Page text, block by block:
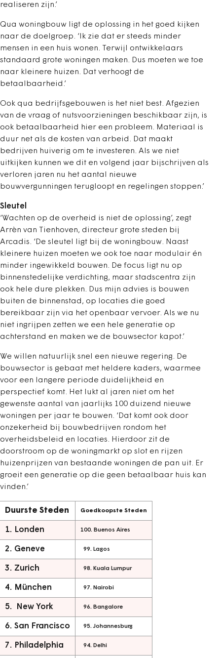
realiseren zijn.’
Qua woningbouw ligt de oplossing in het goed kijken
naar de doelgroep. ‘Ik zie dat er steeds minder
mensen in een huis wonen. Terwijl ontwikkelaars
standaard grote woningen maken. Dus moeten we toe
naar kleinere huizen. Dat verhoogt de
betaalbaarheid.’
Ook qua bedrijfsgebouwen is het niet best. Afgezien
van de vraag of nutsvoorzieningen beschikbaar zijn, is
ook betaalbaarheid hier een probleem. Materiaal is
duur net als de kosten van arbeid. Dat maakt
bedrijven huiverig om te investeren. Als we niet
uitkijken kunnen we dit en volgend jaar bijschrijven als
verloren jaren nu het aantal nieuwe
bouwvergunningen terugloopt en regelingen stoppen.’
Sleutel
‘Wachten op de overheid is niet de oplossing’, zegt
Arrèn van Tienhoven, directeur grote steden bij
Arcadis. ‘De sleutel ligt bij de woningbouw. Naast
kleinere huizen moeten we ook toe naar modulair én
minder ingewikkeld bouwen. De focus ligt nu op
binnenstedelijke verdichting, maar stadscentra zijn
ook hele dure plekken. Dus mijn advies is bouwen
buiten de binnenstad, op locaties die goed
bereikbaar zijn via het openbaar vervoer. Als we nu
niet ingrijpen zetten we een hele generatie op
achterstand en maken we de bouwsector kapot.’
We willen natuurlijk snel een nieuwe regering. De
bouwsector is gebaat met heldere kaders, waarmee
voor een langere periode duidelijkheid en
perspectief komt. Het lukt al jaren niet om het
gewenste aantal van jaarlijks 100 duizend nieuwe
woningen per jaar te bouwen. ‘Dat komt ook door
onzekerheid bij bouwbedrijven rondom het
overheidsbeleid en locaties. Hierdoor zit de
doorstroom op de woningmarkt op slot en rijzen
huizenprijzen van bestaande woningen de pan uit. Er
groeit een generatie op die geen betaalbaar huis kan
vinden.’
Duurste Steden Goedkoopste Steden
1. Londen 100. Buenos Aires
2. Geneve 99. Lagos
3. Zurich 98. Kuala Lumpur
4. München 97. Nairobi
5. New York 96. Bangalore
6. San Francisco 95. Johannesburg
7. Philadelphia 94. Delhi